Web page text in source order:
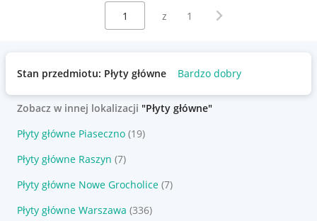
Wybierz stronę:
z 1 Następna strona
Stan przedmiotu: Płyty główne Bardzo dobry
Zobacz w innej lokalizacji "Płyty główne"
Płyty główne Piaseczno (19)
Płyty główne Raszyn (7)
Płyty główne Nowe Grocholice (7)
Płyty główne Warszawa (336)